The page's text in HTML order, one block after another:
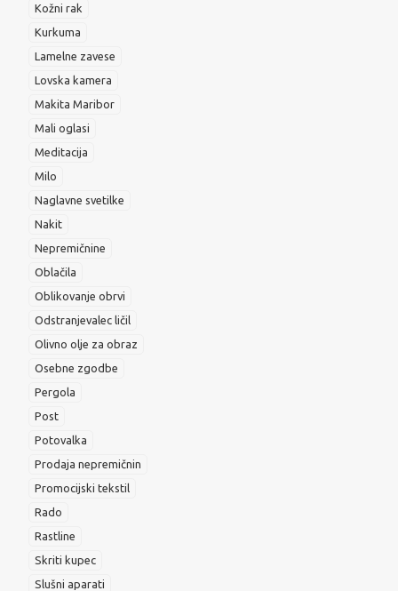
Kožni rak
Kurkuma
Lamelne zavese
Lovska kamera
Makita Maribor
Mali oglasi
Meditacija
Milo
Naglavne svetilke
Nakit
Nepremičnine
Oblačila
Oblikovanje obrvi
Odstranjevalec ličil
Olivno olje za obraz
Osebne zgodbe
Pergola
Post
Potovalka
Prodaja nepremičnin
Promocijski tekstil
Rado
Rastline
Skriti kupec
Slušni aparati